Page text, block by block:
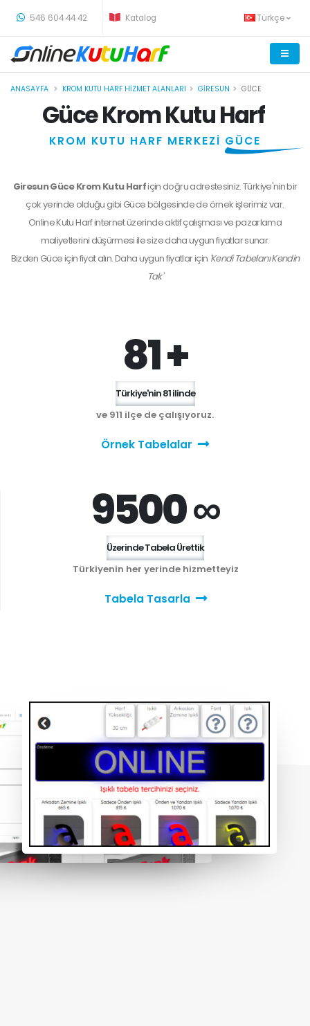
546 604 44 42 Katalog Türkçe
ANASAYFA KROM KUTU HARF HIZMET ALANLARI GIRESUN GÜCE
Güce Krom Kutu Harf
KROM KUTU HARF MERKEZİ GÜCE
Giresun Güce Krom Kutu Harfiçin doğru adrestesiniz. Türkiye'nin bir
çok yerinde olduğu gibi Güce bölgesinde de örnek işlerimiz var.
Online Kutu Harf internet üzerinde aktif çalışması ve pazarlama
maliyetlerini düşürmesi ile size daha uygun fiyatlar sunar.
Bizden Güceiçin fiyat alın. Daha uygun fiyatlar için 'Kendi Tabelanı Kendin
Tak'
81 +
Türkiye'nin 81 ilinde
ve 911 ilçe de çalışıyoruz.
Örnek Tabelalar
9500 ∞
Üzerinde Tabela Ürettik
Türkiyenin her yerinde hizmetteyiz
Tabela Tasarla